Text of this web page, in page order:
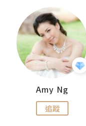
Amy Ng
追蹤